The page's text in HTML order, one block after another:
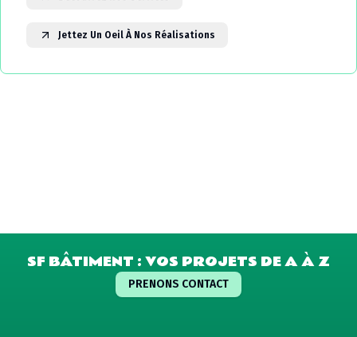
Jettez Un Oeil À Nos Réalisations
SF BÂTIMENT : VOS PROJETS DE A À Z
PRENONS CONTACT